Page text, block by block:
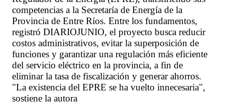
competencias a la Secretaría de Energía de la
Provincia de Entre Ríos. Entre los fundamentos,
registró DIARIOJUNIO, el proyecto busca reducir
costos administrativos, evitar la superposición de
funciones y garantizar una regulación más eficiente
del servicio eléctrico en la provincia, a fin de
eliminar la tasa de fiscalización y generar ahorros.
"La existencia del EPRE se ha vuelto innecesaria",
sostiene la autora